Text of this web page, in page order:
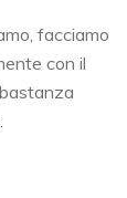
facciamo
con il